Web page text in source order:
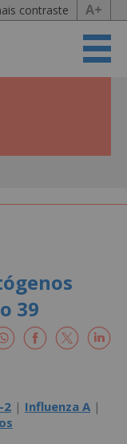
contraste A+
39
2 | Influenza A |